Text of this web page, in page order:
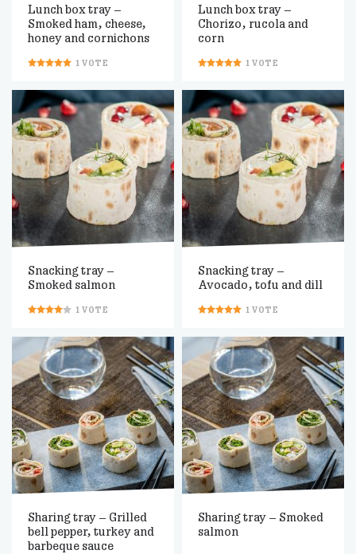
Lunch box tray –
Smoked ham, cheese,
honey and cornichons
1 VOTE
Lunch box tray –
Chorizo, rucola and
corn
1 VOTE
Snacking tray –
Smoked salmon
1 VOTE
Snacking tray –
Avocado, tofu and dill
1 VOTE
Sharing tray – Grilled
bell pepper, turkey and
barbeque sauce
Sharing tray – Smoked
salmon